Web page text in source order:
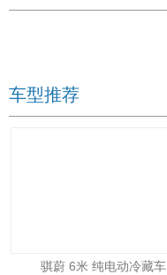
车型推荐
骐蔚 6米 纯电动冷藏车